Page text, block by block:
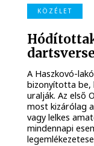
KÖZÉLET
A Haszkovó-
bizonyította be,
uralják. Az első
most kizárólag
vagy lelkes
mindennapi